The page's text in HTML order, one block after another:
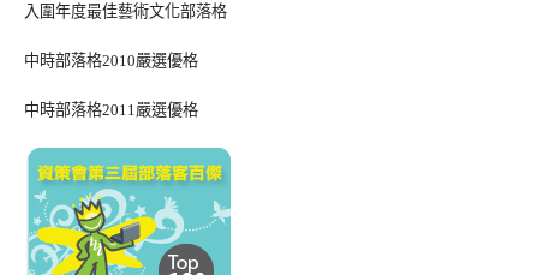
入圍年度最佳藝術文化部落格
中時部落格2010嚴選優格
中時部落格2011嚴選優格